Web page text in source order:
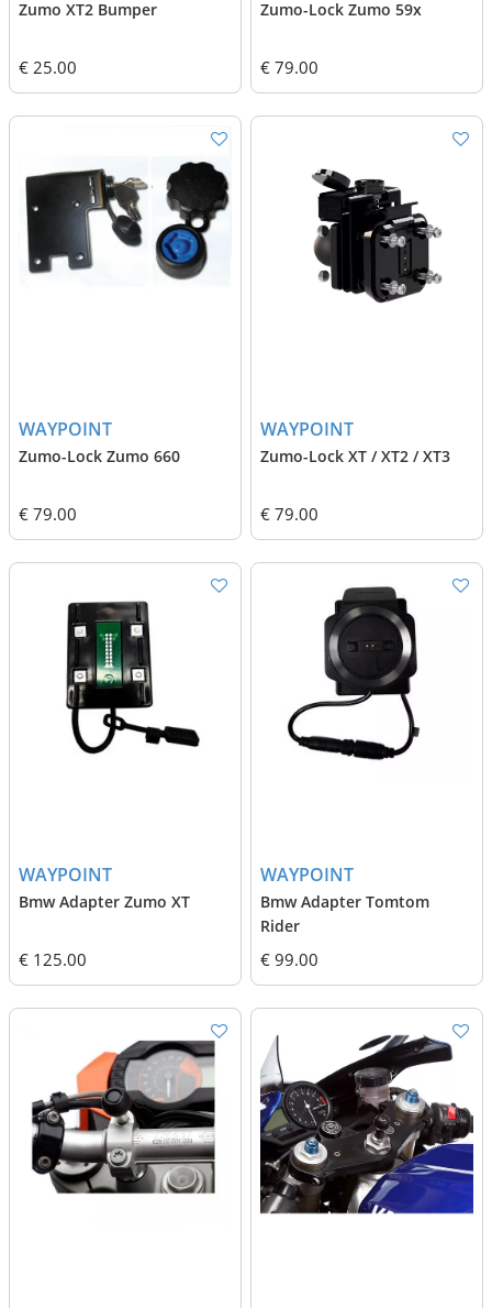
Zumo XT2 Bumper
€ 25.00
Zumo-Lock Zumo 59x
€ 79.00
WAYPOINT
Zumo-Lock Zumo 660
€ 79.00
WAYPOINT
Zumo-Lock XT / XT2 / XT3
€ 79.00
WAYPOINT
Bmw Adapter Zumo XT
€ 125.00
WAYPOINT
Bmw Adapter Tomtom
Rider
€ 99.00